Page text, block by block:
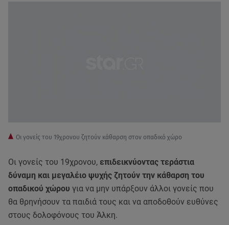
Οι γονείς του 19χρονου ζητούν κάθαρση στον οπαδικό χώρο
Οι γονείς του 19χρονου, επιδεικνύοντας τεράστια
δύναμη και μεγαλέιο ψυχής ζητούν την κάθαρση του
οπαδικού χώρου για να μην υπάρξουν άλλοι γονείς που
θα θρηνήσουν τα παιδιά τους και να αποδοθούν ευθύνες
στους δολοφόνους του Άλκη.